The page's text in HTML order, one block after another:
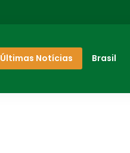
Últimas Notícias Brasil